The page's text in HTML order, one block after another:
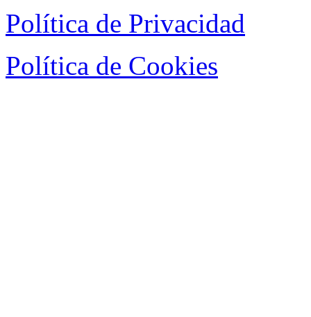
Política de Privacidad
Política de Cookies